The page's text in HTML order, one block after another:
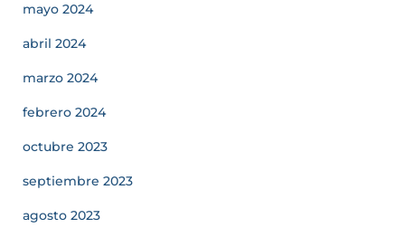
mayo 2024
abril 2024
marzo 2024
febrero 2024
octubre 2023
septiembre 2023
agosto 2023